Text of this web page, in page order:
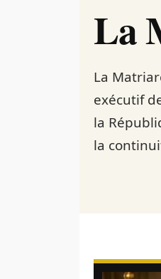
La
La
exécutif
la
la